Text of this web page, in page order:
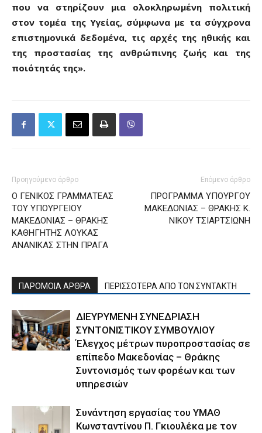
που να στηρίζουν μια ολοκληρωμένη πολιτική
στον τομέα της Υγείας, σύμφωνα με τα σύγχρονα
επιστημονικά δεδομένα, τις αρχές της ηθικής και
της προστασίας της ανθρώπινης ζωής και της
ποιότητάς της».
Προηγούμενο άρθρο
Ο ΓΕΝΙΚΟΣ ΓΡΑΜΜΑΤΕΑΣ
ΤΟΥ ΥΠΟΥΡΓΕΙΟΥ
ΜΑΚΕΔΟΝΙΑΣ – ΘΡΑΚΗΣ
ΚΑΘΗΓΗΤΗΣ ΛΟΥΚΑΣ
ΑΝΑΝΙΚΑΣ ΣΤΗΝ ΠΡΑΓΑ
Επόμενο άρθρο
ΠΡΟΓΡΑΜΜΑ ΥΠΟΥΡΓΟΥ
ΜΑΚΕΔΟΝΙΑΣ – ΘΡΑΚΗΣ Κ.
ΝΙΚΟΥ ΤΣΙΑΡΤΣΙΩΝΗ
ΠΑΡΟΜΟΙΑ ΑΡΘΡΑ ΠΕΡΙΣΣΟΤΕΡΑ ΑΠΟ ΤΟΝ ΣΥΝΤΑΚΤΗ
ΔΙΕΥΡΥΜΕΝΗ ΣΥΝΕΔΡΙΑΣΗ
ΣΥΝΤΟΝΙΣΤΙΚΟΥ ΣΥΜΒΟΥΛΙΟΥ
Έλεγχος μέτρων πυροπροστασίας σε
επίπεδο Μακεδονίας – Θράκης
Συντονισμός των φορέων και των
υπηρεσιών
Συνάντηση εργασίας του ΥΜΑΘ
Κωνσταντίνου Π. Γκιουλέκα με τον